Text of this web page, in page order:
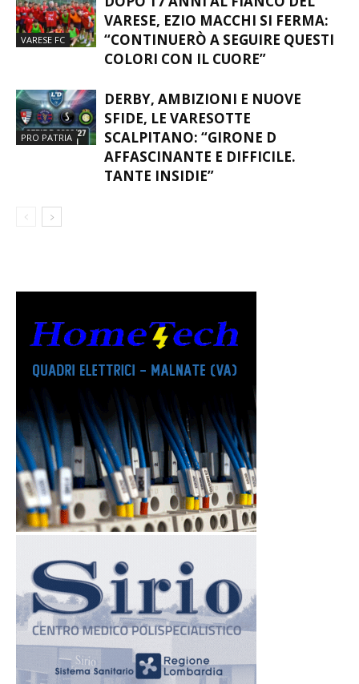
DOPO 17 ANNI AL FIANCO DEL
VARESE, EZIO MACCHI SI FERMA:
“CONTINUERÒ A SEGUIRE QUESTI
DERBY, AMBIZIONI E NUOVE
SFIDE, LE VARESOTTE
SCALPITANO: “GIRONE D
AFFASCINANTE E DIFFICILE.